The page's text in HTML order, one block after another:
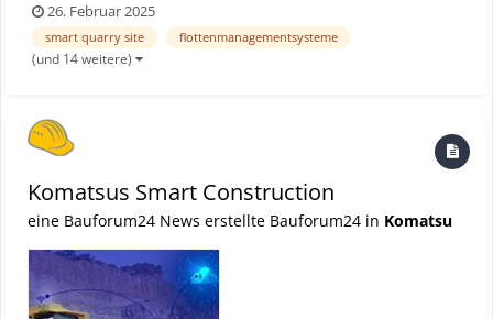
größere Kunden entwickelt, verzeichnete das Jahr 2024 eine
bedeutende Veränderung: Immer mehr kleinere Kunden...
26. Februar 2025
smart quarry site flottenmanagementsysteme
(und 14 weitere)
Komatsus Smart Construction
eine Bauforum24 News erstellte Bauforum24 in Komatsu